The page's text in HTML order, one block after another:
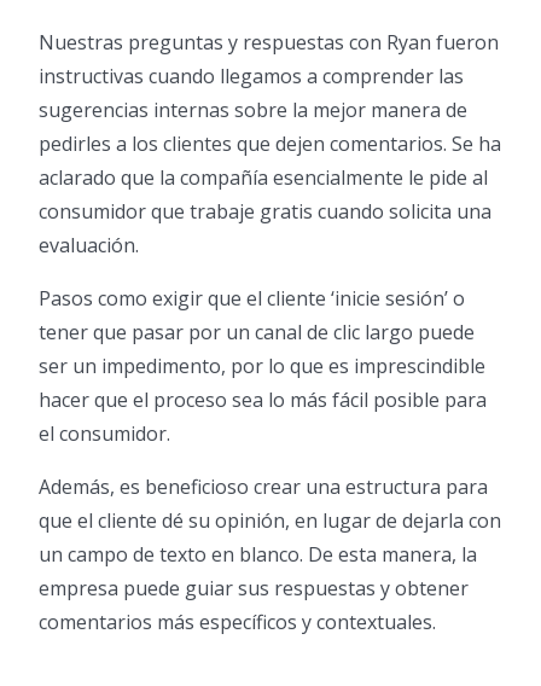
Nuestras preguntas y respuestas con Ryan fueron
instructivas cuando llegamos a comprender las
sugerencias internas sobre la mejor manera de
pedirles a los clientes que dejen comentarios. Se ha
aclarado que la compañía esencialmente le pide al
consumidor que trabaje gratis cuando solicita una
evaluación.
Pasos como exigir que el cliente ‘inicie sesión’ o
tener que pasar por un canal de clic largo puede
ser un impedimento, por lo que es imprescindible
hacer que el proceso sea lo más fácil posible para
el consumidor.
Además, es beneficioso crear una estructura para
que el cliente dé su opinión, en lugar de dejarla con
un campo de texto en blanco. De esta manera, la
empresa puede guiar sus respuestas y obtener
comentarios más específicos y contextuales.